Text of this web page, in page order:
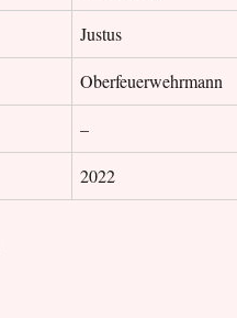
Justus
Oberfeuerwehrmann
–
2022